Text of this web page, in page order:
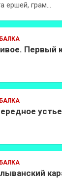
ершей, грам…
Первый